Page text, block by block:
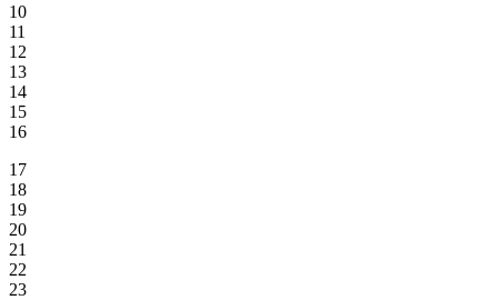
10
11
12
13
14
15
16
17
18
19
20
21
22
23